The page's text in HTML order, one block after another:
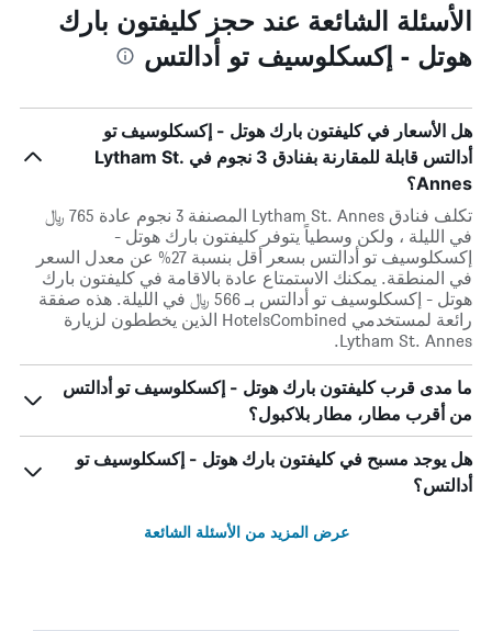
الأسئلة الشائعة عند حجز كليفتون بارك
هوتل - إكسكلوسيف تو أدالتس
هل الأسعار في كليفتون بارك هوتل - إكسكلوسيف تو
أدالتس قابلة للمقارنة بفنادق 3 نجوم في Lytham St.
Annes؟
تكلف فنادق Lytham St. Annes المصنفة 3 نجوم عادة 765 ﷼
في الليلة ، ولكن وسطياً يتوفر كليفتون بارك هوتل -
إكسكلوسيف تو أدالتس بسعر أقل بنسبة 27% عن معدل السعر
في المنطقة. يمكنك الاستمتاع عادة بالاقامة في كليفتون بارك
هوتل - إكسكلوسيف تو أدالتس بـ 566 ﷼ في الليلة. هذه صفقة
رائعة لمستخدمي HotelsCombined الذين يخططون لزيارة
Lytham St. Annes.
ما مدى قرب كليفتون بارك هوتل - إكسكلوسيف تو أدالتس
من أقرب مطار، مطار بلاكبول؟
هل يوجد مسبح في كليفتون بارك هوتل - إكسكلوسيف تو
أدالتس؟
عرض المزيد من الأسئلة الشائعة